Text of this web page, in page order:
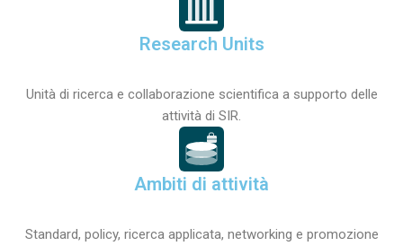
Research Units
Unità di ricerca e collaborazione scientifica a supporto delle
attività di SIR.
Ambiti di attività
Standard, policy, ricerca applicata, networking e promozione